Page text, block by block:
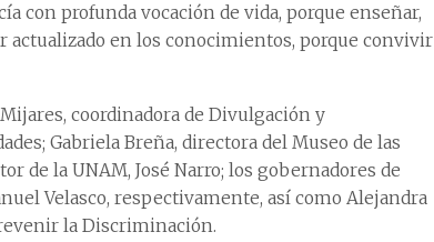
con profunda vocación de vida, porque enseñar,
actualizado en los conocimientos, porque convivir
coordinadora de Divulgación y
Gabriela Breña, directora del Museo de las
de la UNAM, José Narro; los gobernadores de
Velasco, respectivamente, así como Alejandra
la Discriminación.